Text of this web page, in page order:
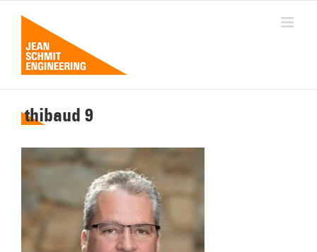
contenu
thibaud 9